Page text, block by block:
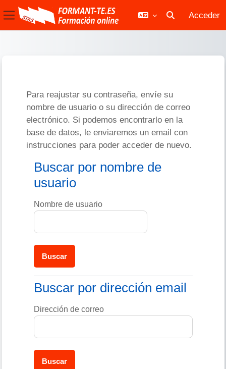
Panel lateral
Selector de
Acceder
Para reajustar su contraseña, envíe su
nombre de usuario o su dirección de correo
electrónico. Si podemos encontrarlo en la
base de datos, le enviaremos un email con
instrucciones para poder acceder de nuevo.
Buscar por nombre de usuario
Buscar por nombre de
usuario
Nombre de usuario
Buscar por dirección email
Buscar por dirección email
Dirección de correo